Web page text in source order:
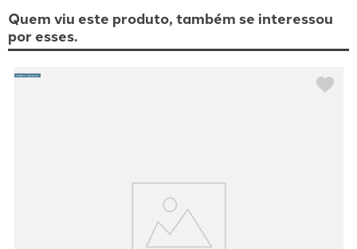
Quem viu este produto, também se interessou
por esses.
PRONTA ENTREGA